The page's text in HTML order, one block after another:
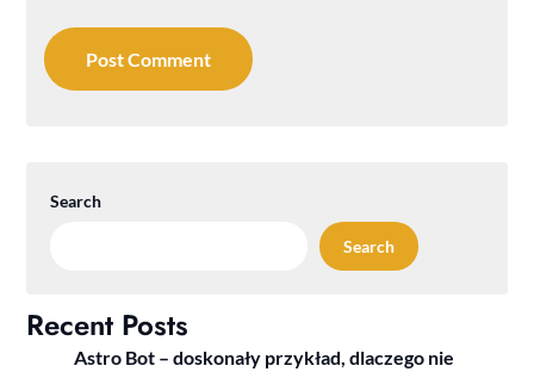
Search
Search
Recent Posts
Astro Bot – doskonały przykład, dlaczego nie